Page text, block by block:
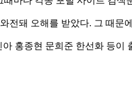
전돼 오해를 받았다. 그 때문
홍종현 문희준 한선화 등